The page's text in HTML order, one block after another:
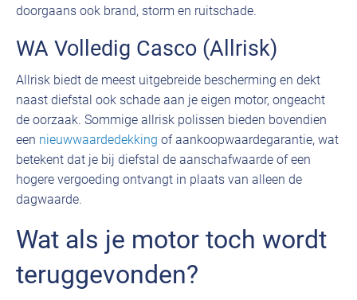
doorgaans ook brand, storm en ruitschade.
WA Volledig Casco (Allrisk)
Allrisk biedt de meest uitgebreide bescherming en dekt
naast diefstal ook schade aan je eigen motor, ongeacht
de oorzaak. Sommige allrisk polissen bieden bovendien
een nieuwwaardedekking of aankoopwaardegarantie, wat
betekent dat je bij diefstal de aanschafwaarde of een
hogere vergoeding ontvangt in plaats van alleen de
dagwaarde.
Wat als je motor toch wordt
teruggevonden?